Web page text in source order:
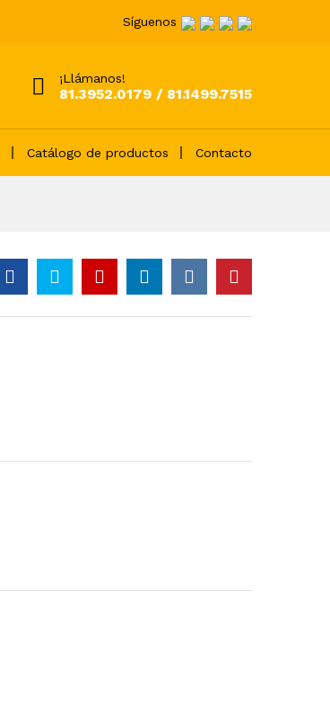
Síguenos
¡Llámanos!
81.3952.0179 / 81.1499.7515
Catálogo de productos Contacto